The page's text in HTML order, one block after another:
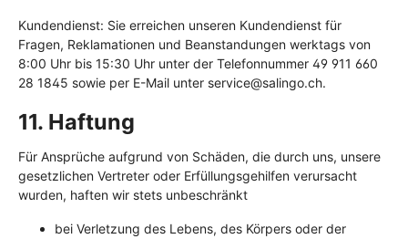
Kundendienst: Sie erreichen unseren Kundendienst für
Fragen, Reklamationen und Beanstandungen werktags von
8:00 Uhr bis 15:30 Uhr unter der Telefonnummer 49 911 660
28 1845 sowie per E-Mail unter service@salingo.ch.
11. Haftung​​​​​​​
Für Ansprüche aufgrund von Schäden, die durch uns, unsere
gesetzlichen Vertreter oder Erfüllungsgehilfen verursacht
wurden, haften wir stets unbeschränkt
bei Verletzung des Lebens, des Körpers oder der